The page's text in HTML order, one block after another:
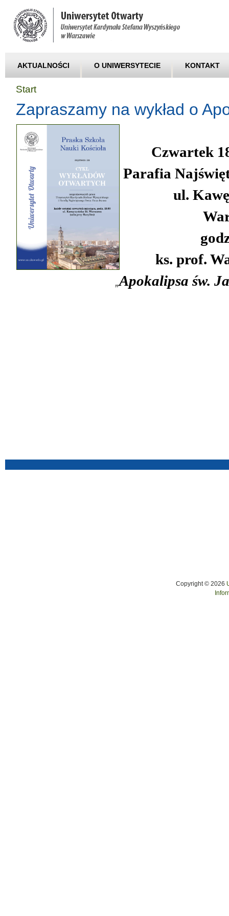
AKTUALNOŚCI O UNIWERSYTECIE KONTAKT
Start
Zapraszamy na wykład o
Czwartek
Parafia
ul.
ks. prof.
„Apokalipsa św.
Copyright © 2026